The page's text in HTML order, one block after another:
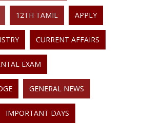
12TH TAMIL APPLY
CURRENT AFFAIRS
EXAM
GENERAL NEWS
IMPORTANT DAYS